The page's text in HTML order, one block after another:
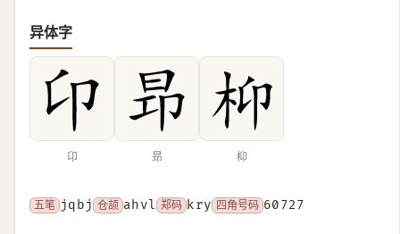
异体字
卬 昻 枊
五笔 jqbj 仓颉 ahvl 郑码 kry 四角号码 60727